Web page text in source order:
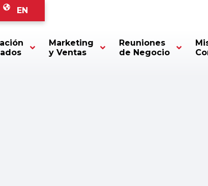
EN
Marketing
y Ventas
Reuniones
de Negocio